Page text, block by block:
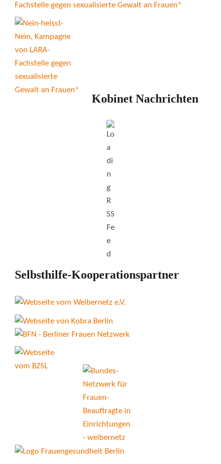
Fachstelle gegen sexualisierte Gewalt an Frauen*
Kobinet Nachrichten
Selbsthilfe-Kooperationspartner